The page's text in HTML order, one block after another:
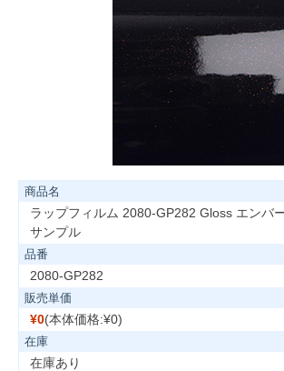
商品名
ラップフィルム 2080-GP282 Gloss エンバ
サンプル
品番
2080-GP282
販売単価
¥0(本体価格:¥0)
在庫
在庫あり